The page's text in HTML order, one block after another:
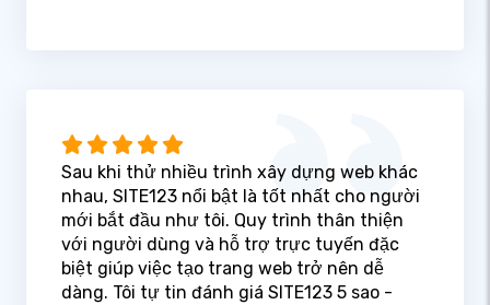
Sau khi thử nhiều trình xây dựng web khác
nhau, SITE123 nổi bật là tốt nhất cho người
mới bắt đầu như tôi. Quy trình thân thiện
với người dùng và hỗ trợ trực tuyến đặc
biệt giúp việc tạo trang web trở nên dễ
dàng. Tôi tự tin đánh giá SITE123 5 sao -